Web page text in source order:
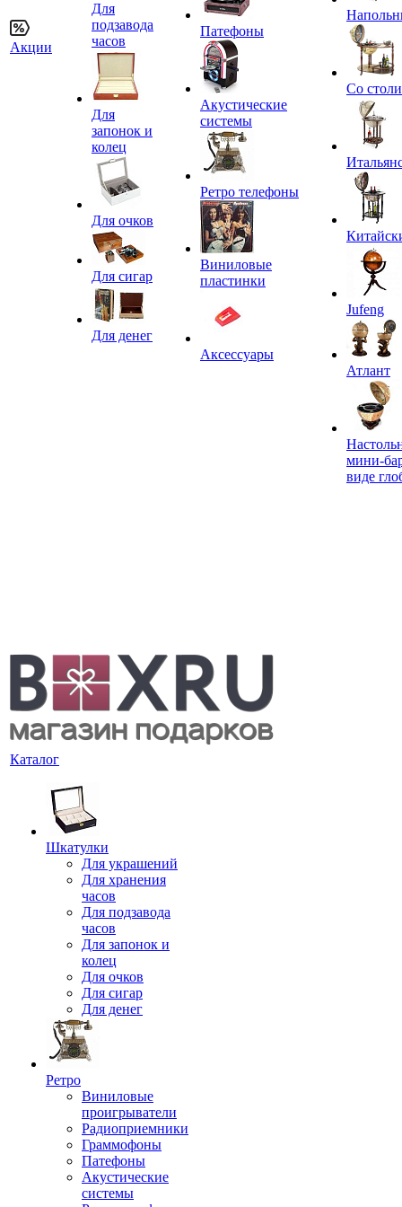
Акции
Для
подзавода
часов
Для
запонок и
колец
Для очков
Для сигар
Для денег
Патефоны
Акустические
системы
Ретро телефоны
Виниловые
пластинки
Аксессуары
Со
Jufeng
Атлант
мини-
виде
Каталог
Шкатулки
Для украшений
Для хранения
часов
Для подзавода
часов
Для запонок и
колец
Для очков
Для сигар
Для денег
Ретро
Виниловые
проигрыватели
Радиоприемники
Граммофоны
Патефоны
Акустические
системы